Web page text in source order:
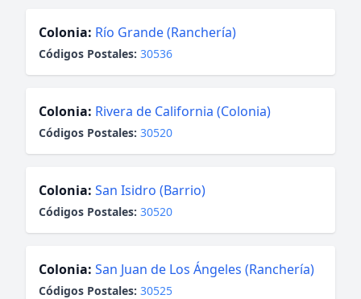
Colonia: Río Grande (Ranchería)
Códigos Postales: 30536
Colonia: Rivera de California (Colonia)
Códigos Postales: 30520
Colonia: San Isidro (Barrio)
Códigos Postales: 30520
Colonia: San Juan de Los Ángeles (Ranchería)
Códigos Postales: 30525